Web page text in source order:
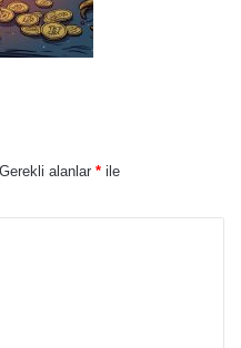
Gerekli alanlar * ile